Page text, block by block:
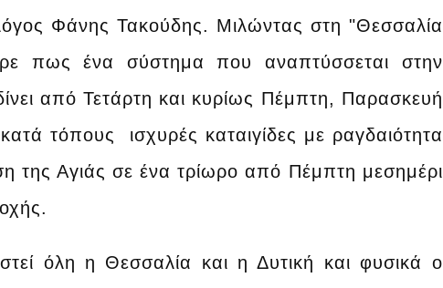
Φάνης Τακούδης. Μιλώντας στη "Θεσσαλία
πως ένα σύστημα που αναπτύσσεται στην
από Τετάρτη και κυρίως Πέμπτη, Παρασκευή
τόπους ισχυρές καταιγίδες με ραγδαιότητα
της Αγιάς σε ένα τρίωρο από Πέμπτη μεσημέρι
όλη η Θεσσαλία και η Δυτική και φυσικά ο